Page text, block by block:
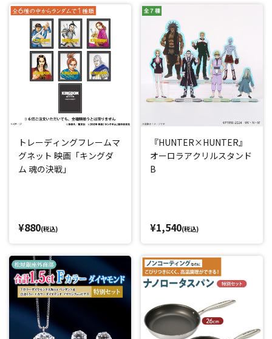
トレーディングフレームマ
グネット 映画「キングダ
ム 魂の決戦」
¥880(税込)
『HUNTER×HUNTER』
オーロラアクリルスタンド
B
¥1,540(税込)